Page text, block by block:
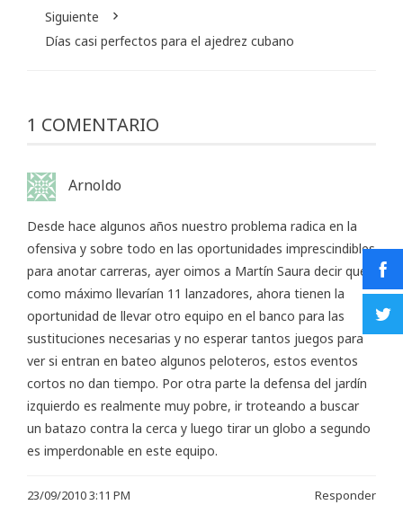
Siguiente
Días casi perfectos para el ajedrez cubano
1 COMENTARIO
Arnoldo
Desde hace algunos años nuestro problema radica en la
ofensiva y sobre todo en las oportunidades imprescindibles
para anotar carreras, ayer oimos a Martín Saura decir que
como máximo llevarían 11 lanzadores, ahora tienen la
oportunidad de llevar otro equipo en el banco para las
sustituciones necesarias y no esperar tantos juegos para
ver si entran en bateo algunos peloteros, estos eventos
cortos no dan tiempo. Por otra parte la defensa del jardín
izquierdo es realmente muy pobre, ir troteando a buscar
un batazo contra la cerca y luego tirar un globo a segundo
es imperdonable en este equipo.
23/09/2010 3:11 PM Responder